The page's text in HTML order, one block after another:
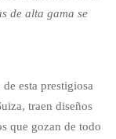
de alta gama se
esta prestigiosa
traen diseños
que gozan de todo